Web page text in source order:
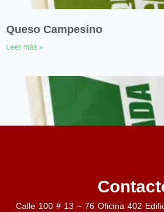
Queso Campesino
Leer más »
Calle 100 # 13 – 76 Oficina 402